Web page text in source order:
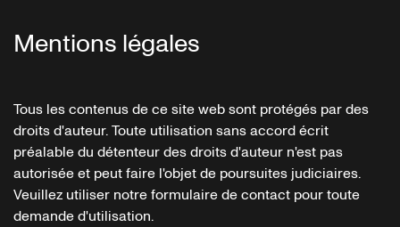
Mentions légales
Tous les contenus de ce site web sont protégés par des
droits d'auteur. Toute utilisation sans accord écrit
préalable du détenteur des droits d'auteur n'est pas
autorisée et peut faire l'objet de poursuites judiciaires.
Veuillez utiliser notre formulaire de contact pour toute
demande d'utilisation.